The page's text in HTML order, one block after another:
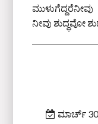
ನೀವು ಶುದ್ಧವೋ
ಮಾರ್ಚ್